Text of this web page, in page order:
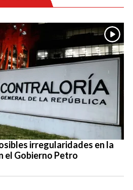
irregularidades en la
el Gobierno Petro